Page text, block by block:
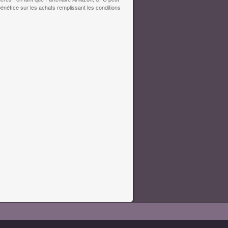
sur les achats remplissant les conditions